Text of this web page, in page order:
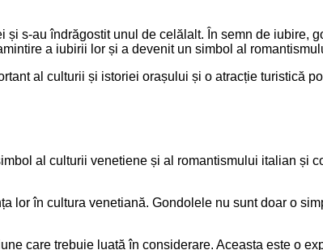
s-au îndrăgostit unul de celălalt. În semn de iubire,
a iubirii lor și a devenit un simbol al
al culturii și istoriei orașului și o atracție turistică
al culturii venetiene și al romantismului italian și
lor în cultura venetiană. Gondolele nu sunt doar o
care trebuie luată în considerare. Aceasta este o